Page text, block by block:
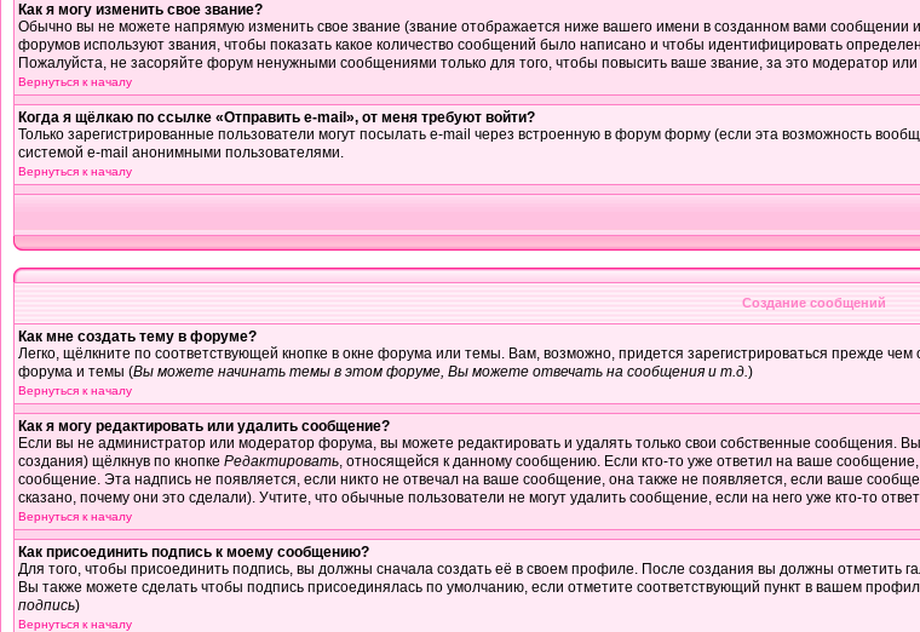
Как я могу изменить свое звание?
Обычно вы не можете напрямую изменить свое звание (звание отображается ниже вашего имени в созданном вами сообщении
форумов используют звания, чтобы показать какое количество сообщений было написано и чтобы идентифицировать
Пожалуйста, не засоряйте форум ненужными сообщениями только для того, чтобы повысить ваше звание, за это модератор
Вернуться к началу
Когда я щёлкаю по ссылке «Отправить e-mail», от меня требуют войти?
Только зарегистрированные пользователи могут посылать e-mail через встроенную в форум форму (если эта возможность
системой e-mail анонимными пользователями.
Вернуться к началу
Создание сообщений
Как мне создать тему в форуме?
Легко, щёлкните по соответствующей кнопке в окне форума или темы. Вам, возможно, придется зарегистрироваться прежде
форума и темы (Вы можете начинать темы в этом форуме, Вы можете отвечать на сообщения и т.д.)
Вернуться к началу
Как я могу редактировать или удалить сообщение?
Если вы не администратор или модератор форума, вы можете редактировать и удалять только свои собственные сообщения.
создания) щёлкнув по кнопке Редактировать, относящейся к данному сообщению. Если кто-то уже ответил на ваше
сообщение. Эта надпись не появляется, если никто не отвечал на ваше сообщение, она также не появляется, если ваше
сказано, почему они это сделали). Учтите, что обычные пользователи не могут удалить сообщение, если на него уже кто-то
Вернуться к началу
Как присоединить подпись к моему сообщению?
Для того, чтобы присоединить подпись, вы должны сначала создать её в своем профиле. После создания вы должны отметить
Вы также можете сделать чтобы подпись присоединялась по умолчанию, если отметите соответствующий пункт в вашем
подпись)
Вернуться к началу